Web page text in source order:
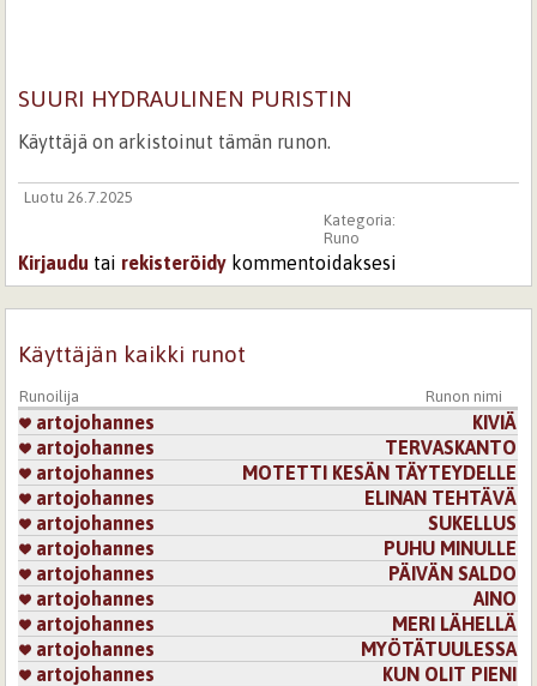
SUURI HYDRAULINEN PURISTIN
Käyttäjä on arkistoinut tämän runon.
Luotu 26.7.2025
Kategoria:
Runo
Kirjaudu tai rekisteröidy kommentoidaksesi
Käyttäjän kaikki runot
Runoilija Runon nimi
artojohannes
KIVIÄ
artojohannes
TERVASKANTO
artojohannes
MOTETTI KESÄN TÄYTEYDELLE
artojohannes
ELINAN TEHTÄVÄ
artojohannes
SUKELLUS
artojohannes
PUHU MINULLE
artojohannes
PÄIVÄN SALDO
artojohannes
AINO
artojohannes
MERI LÄHELLÄ
artojohannes
MYÖTÄTUULESSA
artojohannes
KUN OLIT PIENI